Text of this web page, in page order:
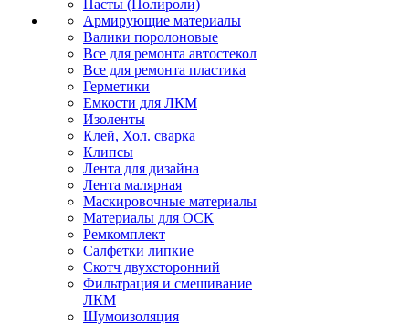
Пасты (Полироли)
Армирующие материалы
Валики поролоновые
Все для ремонта автостекол
Все для ремонта пластика
Герметики
Емкости для ЛКМ
Изоленты
Клей, Хол. сварка
Клипсы
Лента для дизайна
Лента малярная
Маскировочные материалы
Материалы для ОСК
Ремкомплект
Салфетки липкие
Скотч двухсторонний
Фильтрация и смешивание
ЛКМ
Шумоизоляция